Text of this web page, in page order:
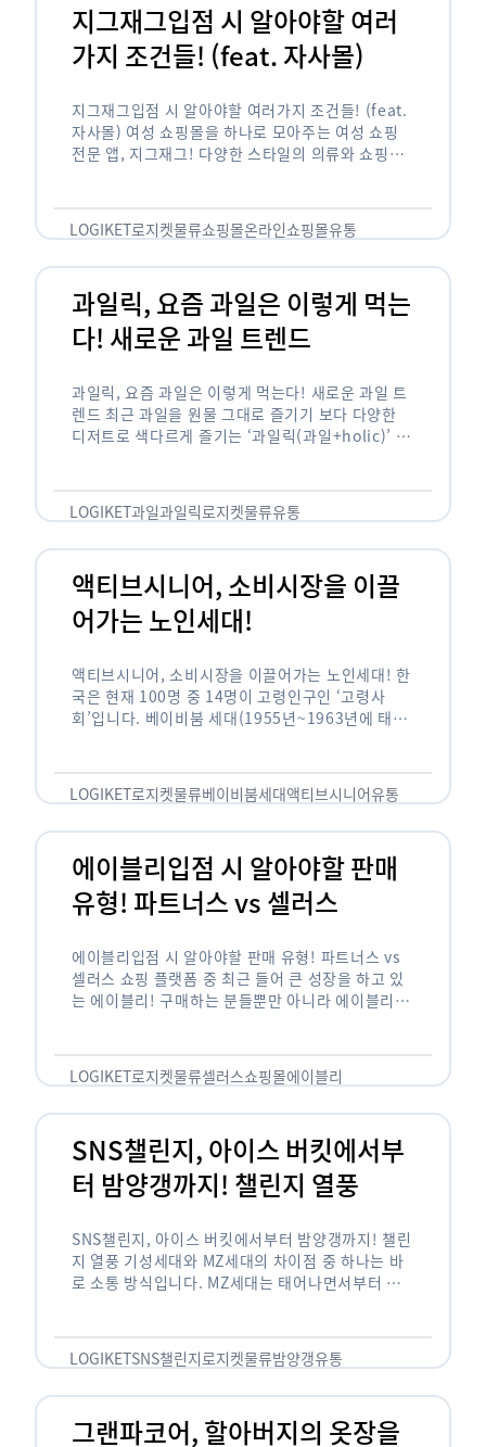
지그재그입점 시 알아야할 여러
가지 조건들! (feat. 자사몰)
지그재그입점 시 알아야할 여러가지 조건들! (feat.
자사몰) 여성 쇼핑몰을 하나로 모아주는 여성 쇼핑
전문 앱, 지그재그! 다양한 스타일의 의류와 쇼핑몰
LOGIKET로지켓물류쇼핑몰온라인쇼핑몰유통
과일릭, 요즘 과일은 이렇게 먹는
다! 새로운 과일 트렌드
과일릭, 요즘 과일은 이렇게 먹는다! 새로운 과일 트
렌드 최근 과일을 원물 그대로 즐기기 보다 다양한
디저트로 색다르게 즐기는 ‘과일릭(과일+holic)’ 트
…
LOGIKET과일과일릭로지켓물류유통
액티브시니어, 소비시장을 이끌
어가는 노인세대!
액티브시니어, 소비시장을 이끌어가는 노인세대! 한
국은 현재 100명 중 14명이 고령인구인 ‘고령사
회’입니다. 베이비붐 세대(1955년~1963년에 태어
오고 있습니다. 하지만 사회가 늙어가는 …
LOGIKET로지켓물류베이비붐세대액티브시니어유통
에이블리입점 시 알아야할 판매
유형! 파트너스 vs 셀러스
에이블리입점 시 알아야할 판매 유형! 파트너스 vs
셀러스 쇼핑 플랫폼 중 최근 들어 큰 성장을 하고 있
는 에이블리! 구매하는 분들뿐만 아니라 에이블리에
LOGIKET로지켓물류셀러스쇼핑몰에이블리
SNS챌린지, 아이스 버킷에서부
터 밤양갱까지! 챌린지 열풍
SNS챌린지, 아이스 버킷에서부터 밤양갱까지! 챌린
지 열풍 기성세대와 MZ세대의 차이점 중 하나는 바
로 소통 방식입니다. MZ세대는 태어나면서부터 디
도 능숙한 …
LOGIKETSNS챌린지로지켓물류밤양갱유통
그랜파코어, 할아버지의 옷장을